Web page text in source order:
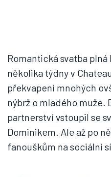
Romantická svatba
několika týdny v
překvapení mnohých
nýbrž o mladého muže.
partnerství vstoupil se
Dominikem. Ale až po
fanouškům na sociální